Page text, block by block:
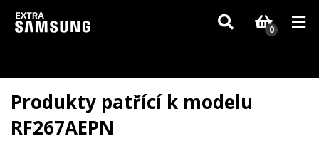
Vzhledem k aktuální situaci se může dodání dílů, které nejsou skladem,
zpozdit. Děkujeme za pochopení.
0
Produkty patřící k modelu
RF267AEPN